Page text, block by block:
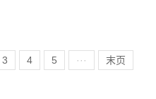
3 4 5 ··· 末页